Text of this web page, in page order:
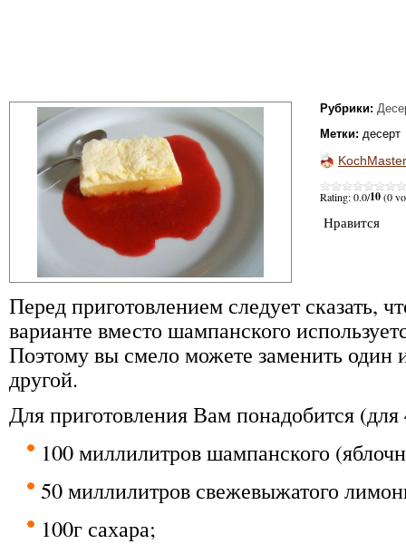
Рубрики:
Метки: десерт
KochMaster
Rating: 0.0/10(0
Нравится
Перед приготовлением следует сказать,
варианте вместо шампанского
Поэтому вы смело можете заменить один
другой.
Для приготовления Вам понадобится
100 миллилитров шампанского
50 миллилитров свежевыжатого
100г сахара;